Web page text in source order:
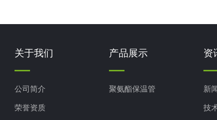
关于我们
公司简介
荣誉资质
产品展示
聚氨酯保温管
资
新
技